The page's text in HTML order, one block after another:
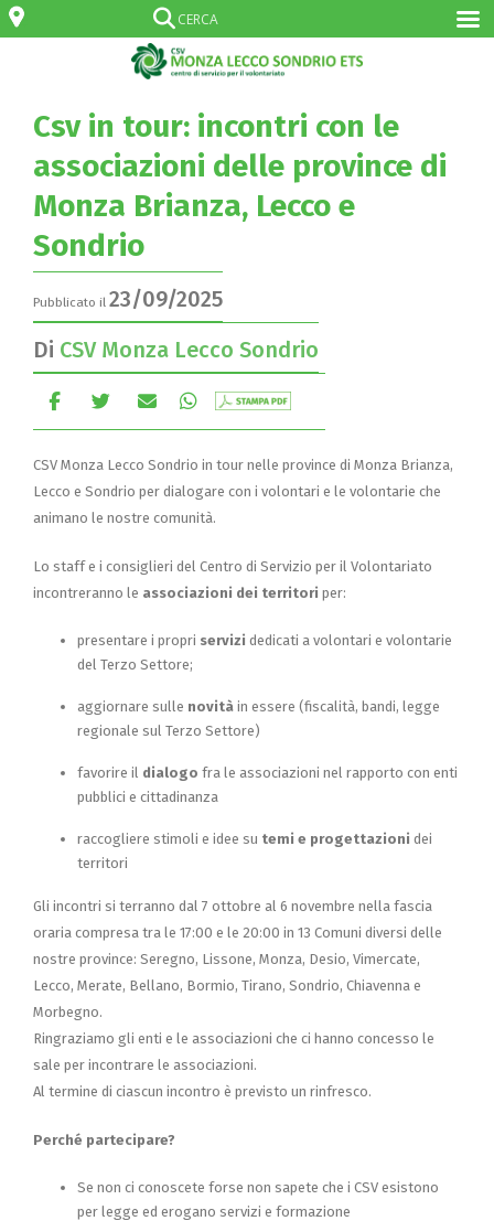
Csv in tour: incontri con le
associazioni delle province di
Monza Brianza, Lecco e
Sondrio
Pubblicato il 23/09/2025
Di CSV Monza Lecco Sondrio
CSV Monza Lecco Sondrio in tour nelle province di Monza Brianza,
Lecco e Sondrio per dialogare con i volontari e le volontarie che
animano le nostre comunità.
Lo staff e i consiglieri del Centro di Servizio per il Volontariato
incontreranno le associazioni dei territori per:
presentare i propri servizi dedicati a volontari e volontarie
del Terzo Settore;
aggiornare sulle novità in essere (fiscalità, bandi, legge
regionale sul Terzo Settore)
favorire il dialogo fra le associazioni nel rapporto con enti
pubblici e cittadinanza
raccogliere stimoli e idee su temi e progettazioni dei
territori
Gli incontri si terranno dal 7 ottobre al 6 novembre nella fascia
oraria compresa tra le 17:00 e le 20:00 in 13 Comuni diversi delle
nostre province: Seregno, Lissone, Monza, Desio, Vimercate,
Lecco, Merate, Bellano, Bormio, Tirano, Sondrio, Chiavenna e
Morbegno.
Ringraziamo gli enti e le associazioni che ci hanno concesso le
sale per incontrare le associazioni.
Al termine di ciascun incontro è previsto un rinfresco.
Perché partecipare?
Se non ci conoscete forse non sapete che i CSV esistono
per legge ed erogano servizi e formazione